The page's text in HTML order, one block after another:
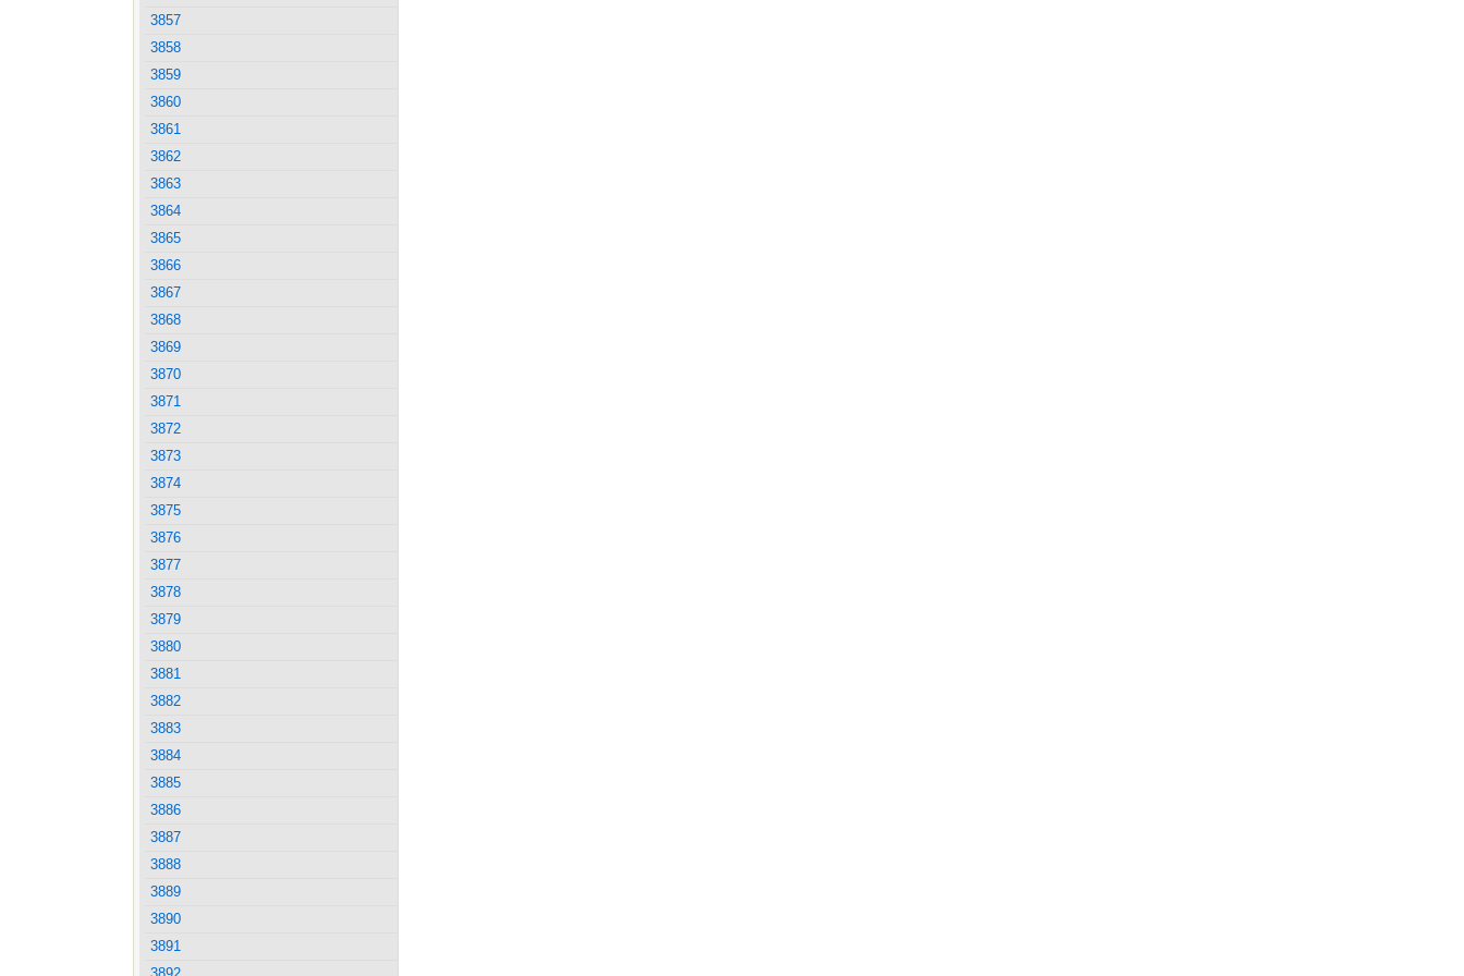
3857
3858
3859
3860
3861
3862
3863
3864
3865
3866
3867
3868
3869
3870
3871
3872
3873
3874
3875
3876
3877
3878
3879
3880
3881
3882
3883
3884
3885
3886
3887
3888
3889
3890
3891